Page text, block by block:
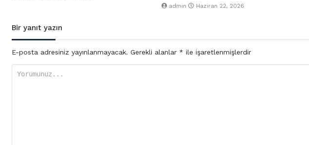
admin Haziran 22, 2026
Bir yanıt yazın
E-posta adresiniz yayınlanmayacak. Gerekli alanlar * ile işaretlenmişlerdir